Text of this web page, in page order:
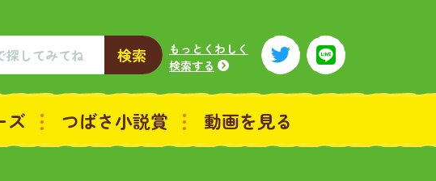
検索
もっとくわしく
検索する
ズ つばさ小説賞 動画を見る